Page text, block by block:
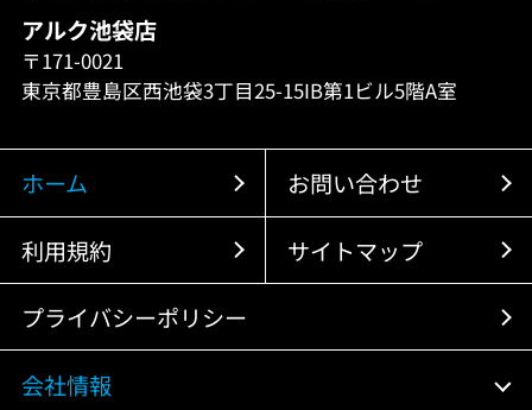
アルク池袋店
〒171-0021
東京都豊島区西池袋3丁目25-15IB第1ビル5階A室
ホーム お問い合わせ
利用規約 サイトマップ
プライバシーポリシー
会社情報